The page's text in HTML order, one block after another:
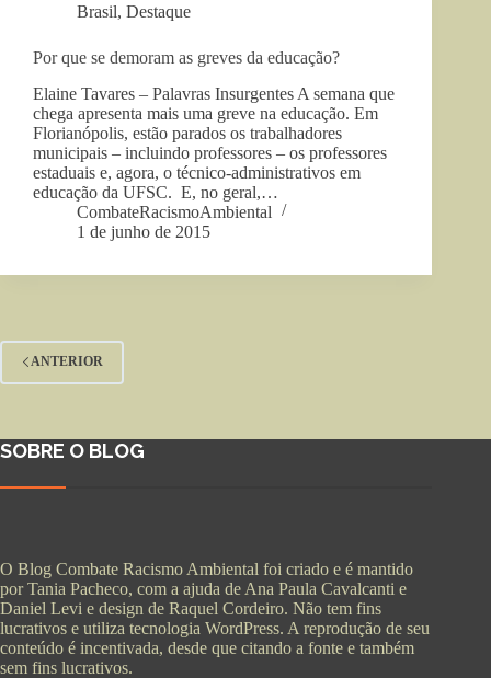
Brasil, Destaque
Por que se demoram as greves da educação?
Elaine Tavares – Palavras Insurgentes A semana que
chega apresenta mais uma greve na educação. Em
Florianópolis, estão parados os trabalhadores
municipais – incluindo professores – os professores
estaduais e, agora, o técnico-administrativos em
educação da UFSC. E, no geral,…
CombateRacismoAmbiental
1 de junho de 2015
ANTERIOR
SOBRE O BLOG
O Blog Combate Racismo Ambiental foi criado e é mantido
por Tania Pacheco, com a ajuda de Ana Paula Cavalcanti e
Daniel Levi e design de Raquel Cordeiro. Não tem fins
lucrativos e utiliza tecnologia WordPress. A reprodução de seu
conteúdo é incentivada, desde que citando a fonte e também
sem fins lucrativos.